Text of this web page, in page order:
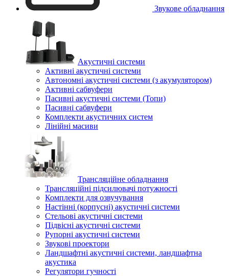
Звукове обладнання
Акустичні системи
Активні акустичні системи
Автономні акустичні системи (з акумулятором)
Активні сабвуфери
Пасивні акустичні системи (Топи)
Пасивні сабвуфери
Комплекти акустичних систем
Лінійні масиви
Трансляційне обладнання
Трансляційні підсилювачі потужності
Комплекти для озвучування
Настінні (корпусні) акустичні системи
Стельові акустичні системи
Підвісні акустичні системи
Рупорні акустичні системи
Звукові проектори
Ландшафтні акустичні системи, ландшафтна
акустика
Регулятори гучності